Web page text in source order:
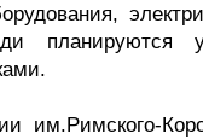
планируются
им.Римского-